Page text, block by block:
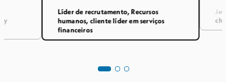
tomar
trabalhadores em todo o mundo.
Líder de recrutamento, Recursos
humanos, cliente líder em serviços
financeiros
de